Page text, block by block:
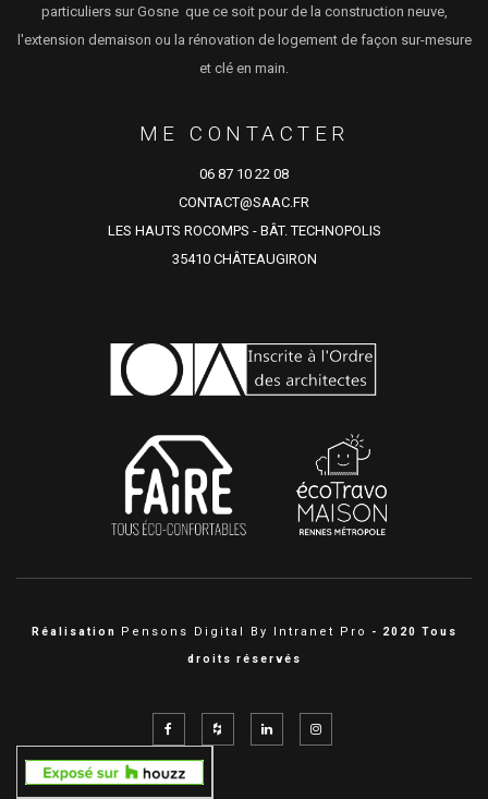
particuliers sur Gosne que ce soit pour de la construction neuve,
l'extension demaison ou la rénovation de logement de façon sur-mesure
et clé en main.
ME CONTACTER
06 87 10 22 08
CONTACT@SAAC.FR
LES HAUTS ROCOMPS - BÂT. TECHNOPOLIS
35410 CHÂTEAUGIRON
Réalisation Pensons Digital By Intranet Pro - 2020 Tous
droits réservés